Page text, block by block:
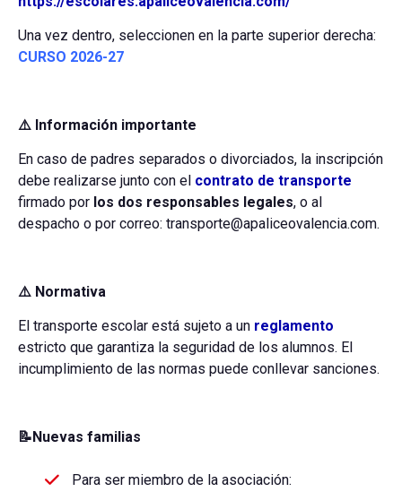
Una vez dentro, seleccionen en la parte superior derecha:
CURSO 2026-27
⚠️ Información importante
En caso de padres separados o divorciados, la inscripción
debe realizarse junto con el contrato de transporte
firmado por los dos responsables legales, o al
despacho o por correo: transporte@apaliceovalencia.com.
⚠️ Normativa
El transporte escolar está sujeto a un reglamento
estricto que garantiza la seguridad de los alumnos. El
incumplimiento de las normas puede conllevar sanciones.
📝Nuevas familias
Para ser miembro de la asociación: